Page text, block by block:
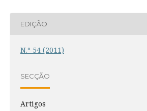
EDIÇÃO
N.º 54 (2011)
SECÇÃO
Artigos